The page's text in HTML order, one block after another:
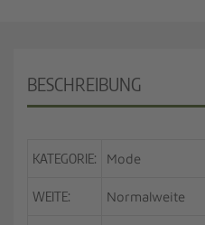
BESCHREIBUNG
KATEGORIE: Mode
WEITE: Normalweite